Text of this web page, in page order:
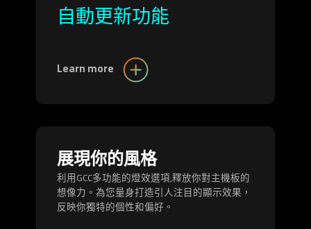
自動更新功能
Learn more
展現你的風格
利用GCC多功能的燈效選項,釋放你對主機板的
想像力。為您量身打造引人注目的顯示效果，
反映你獨特的個性和偏好。